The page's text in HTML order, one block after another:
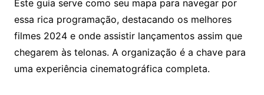
Este guia serve como seu mapa para navegar por
essa rica programação, destacando os melhores
filmes 2024 e onde assistir lançamentos assim que
chegarem às telonas. A organização é a chave para
uma experiência cinematográfica completa.